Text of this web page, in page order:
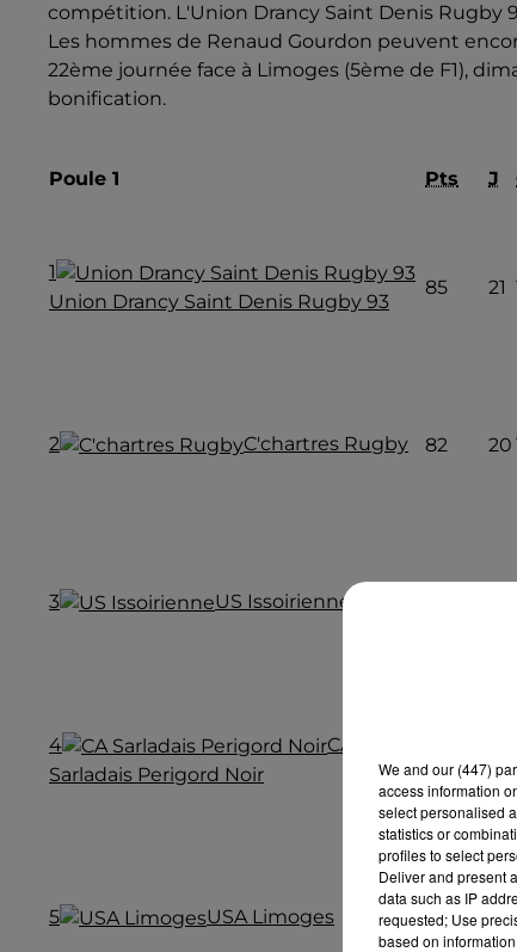
compétition. L'Union Drancy Saint Denis
Les hommes de Renaud Gourdon peuvent
22ème journée face à Limoges (5ème de F1),
bonification.
Poule 1 Pts J
1
Union Drancy Saint Denis Rugby 93
85 21
2 C'chartres Rugby 82 20
3 US Issoirienne
4
CA
Sarladais Perigord Noir
68 21
5 USA Limoges 61 21
We and our (447)
access information
select personalised
statistics or
profiles to select
Deliver and present
data such as IP
requested; Use
based on